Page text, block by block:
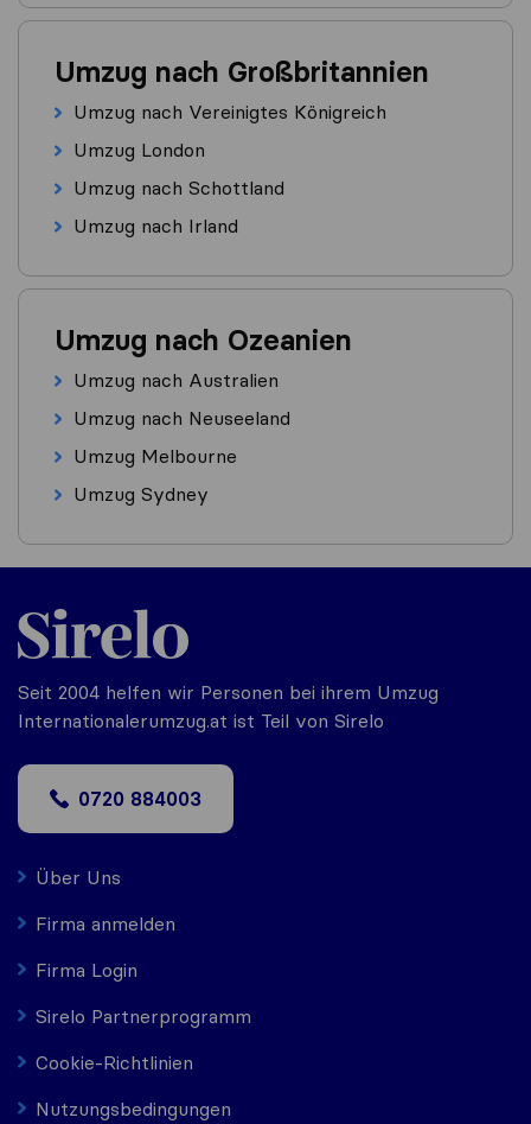
Umzug nach Großbritannien
Umzug nach Vereinigtes Königreich
Umzug London
Umzug nach Schottland
Umzug nach Irland
Umzug nach Ozeanien
Umzug nach Australien
Umzug nach Neuseeland
Umzug Melbourne
Umzug Sydney
Seit 2004 helfen wir Personen bei ihrem Umzug
Internationalerumzug.at ist Teil von Sirelo
0720 884003
Über Uns
Firma anmelden
Firma Login
Sirelo Partnerprogramm
Cookie-Richtlinien
Nutzungsbedingungen